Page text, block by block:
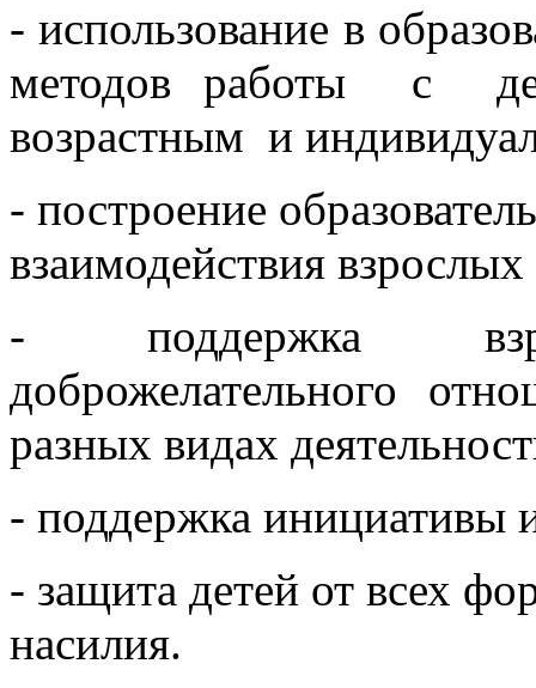
- использование в
методов работы с
возрастным и
- построение
взаимодействия
- поддержка
доброжелательного
разных видах
- поддержка инициативы
- защита детей от всех
насилия.